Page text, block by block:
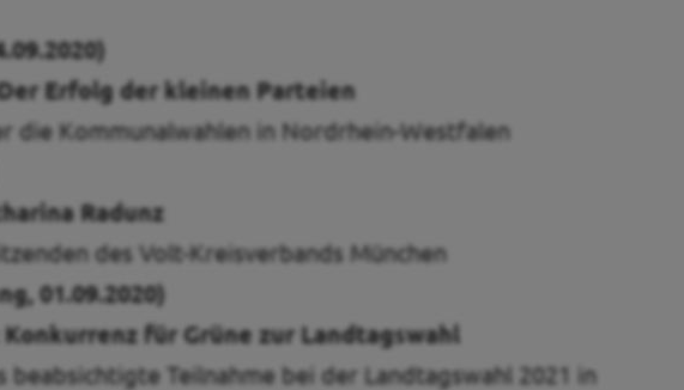
Erfolg der kleinen Parteien
die Kommunalwahlen in Nordrhein-Westfalen
Radunz
des Volt-Kreisverbands München
01.09.2020)
für Grüne zur Landtagswahl
beabsichtigte Teilnahme bei der Landtagswahl 2021 in